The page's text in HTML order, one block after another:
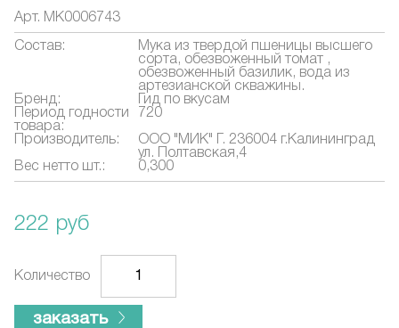
Арт. МК0006743
Состав:
Мука из твердой пшеницы высшего
сорта, обезвоженный томат ,
обезвоженный базилик, вода из
артезианской скважины.
Бренд:
Гид по вкусам
Период годности
товара:
720
Производитель:
ООО "МИК" Г. 236004 г.Калининград
ул. Полтавская,4
Вес нетто шт.:
0,300
222 руб
Количество
заказать